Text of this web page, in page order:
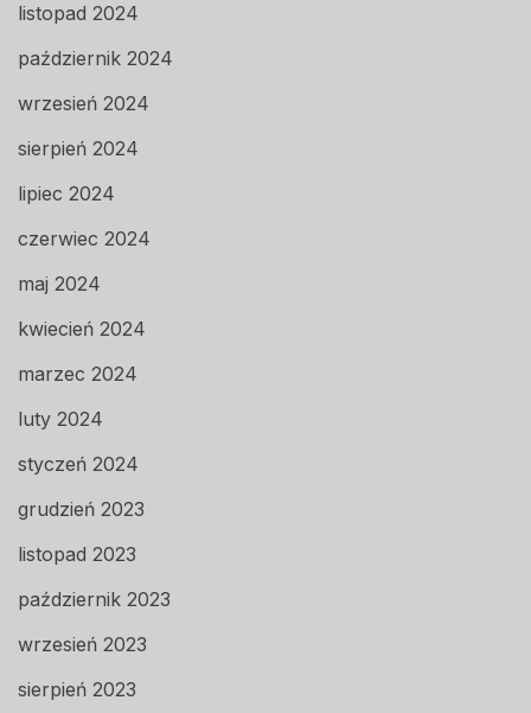
listopad 2024
październik 2024
wrzesień 2024
sierpień 2024
lipiec 2024
czerwiec 2024
maj 2024
kwiecień 2024
marzec 2024
luty 2024
styczeń 2024
grudzień 2023
listopad 2023
październik 2023
wrzesień 2023
sierpień 2023